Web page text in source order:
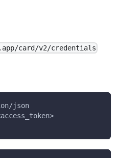
card/v2/credentials
json